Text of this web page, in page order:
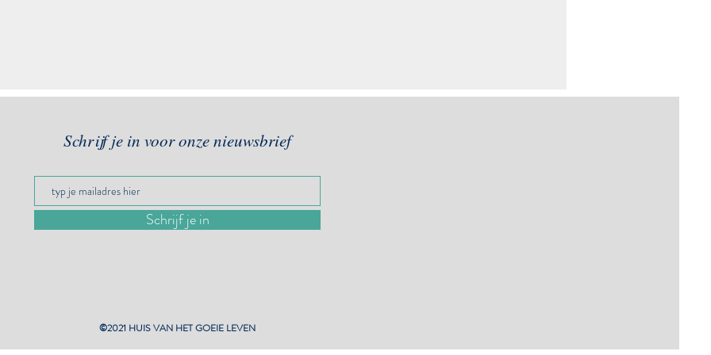
Schrijf je in voor onze nieuwsbrief
Schrijf je in
©2021 HUIS VAN HET GOEIE LEVEN